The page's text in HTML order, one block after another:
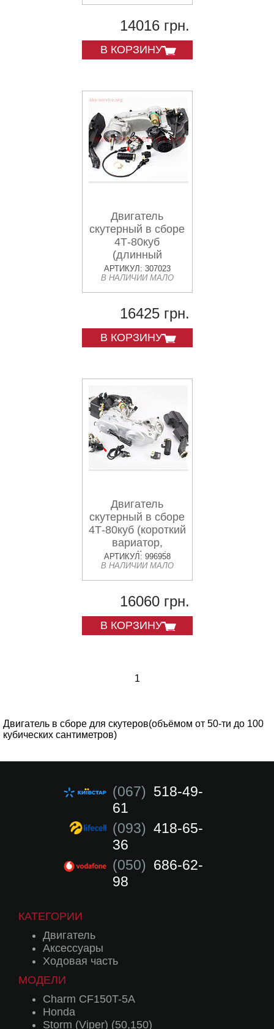
14016 грн.
В КОРЗИНУ
Двигатель
скутерный в сборе
4Т-80куб
(длинный
вариатор,
длинный вал) +
карбюратор,
коммутатор,
катушка
зажигания, фильтр
воздушный
АРТИКУЛ: 307023
В НАЛИЧИИ МАЛО
16425 грн.
В КОРЗИНУ
Двигатель
скутерный в сборе
4Т-80куб (короткий
вариатор,
длинный вал) +
карбюратор,
коммутатор,
катушка
зажигания, фильтр
воздушный
АРТИКУЛ: 996958
В НАЛИЧИИ МАЛО
16060 грн.
В КОРЗИНУ
1
Двигатель в сборе для скутеров(объёмом от 50-ти до 100
кубических сантиметров)
(067) 518-49-
61
(093) 418-65-
36
(050) 686-62-
98
КАТЕГОРИИ
Двигатель
Аксессуары
Ходовая часть
МОДЕЛИ
Charm CF150T-5A
Honda
Storm (Viper) (50,150)